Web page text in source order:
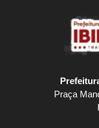
Praça